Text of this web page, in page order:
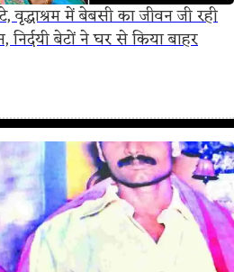
वृद्धाश्रम में बेबसी का जीवन जी रही
बेटों ने घर से किया बाहर